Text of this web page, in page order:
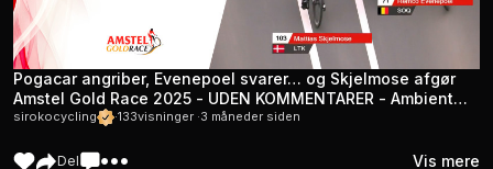
Pogacar angriber, Evenepoel svarer… og Skjelmose afgør
Amstel Gold Race 2025 - UDEN KOMMENTARER - Ambient
lyd
sirokocycling ·133visninger ·3 måneder siden
Del Vis mere